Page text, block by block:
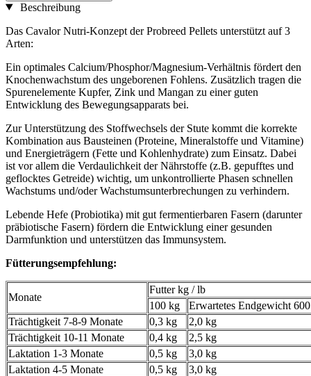
Beschreibung
Das Cavalor Nutri-Konzept der Probreed Pellets unterstützt auf 3
Arten:
Ein optimales Calcium/Phosphor/Magnesium-Verhältnis fördert den
Knochenwachstum des ungeborenen Fohlens. Zusätzlich tragen die
Spurenelemente Kupfer, Zink und Mangan zu einer guten
Entwicklung des Bewegungsapparats bei.
Zur Unterstützung des Stoffwechsels der Stute kommt die korrekte
Kombination aus Bausteinen (Proteine, Mineralstoffe und Vitamine)
und Energieträgern (Fette und Kohlenhydrate) zum Einsatz. Dabei
ist vor allem die Verdaulichkeit der Nährstoffe (z.B. gepufftes und
geflocktes Getreide) wichtig, um unkontrollierte Phasen schnellen
Wachstums und/oder Wachstumsunterbrechungen zu verhindern.
Lebende Hefe (Probiotika) mit gut fermentierbaren Fasern (darunter
präbiotische Fasern) fördern die Entwicklung einer gesunden
Darmfunktion und unterstützen das Immunsystem.
Fütterungsempfehlung:
Monate
Futter kg / lb
100 kg
Erwartetes Endgewicht
Trächtigkeit 7-8-9 Monate
0,3 kg
2,0 kg
Trächtigkeit 10-11 Monate
0,4 kg
2,5 kg
Laktation 1-3 Monate
0,5 kg
3,0 kg
Laktation 4-5 Monate
0,5 kg
3,0 kg